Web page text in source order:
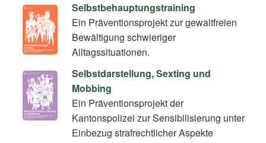
Selbstbehauptungstraining
Ein Präventionsprojekt zur gewaltfreien
Bewältigung schwieriger
Alltagssituationen.
Selbstdarstellung, Sexting und
Mobbing
Ein Präventionsprojekt der
Kantonspolizei zur Sensibilisierung unter
Einbezug strafrechtlicher Aspekte